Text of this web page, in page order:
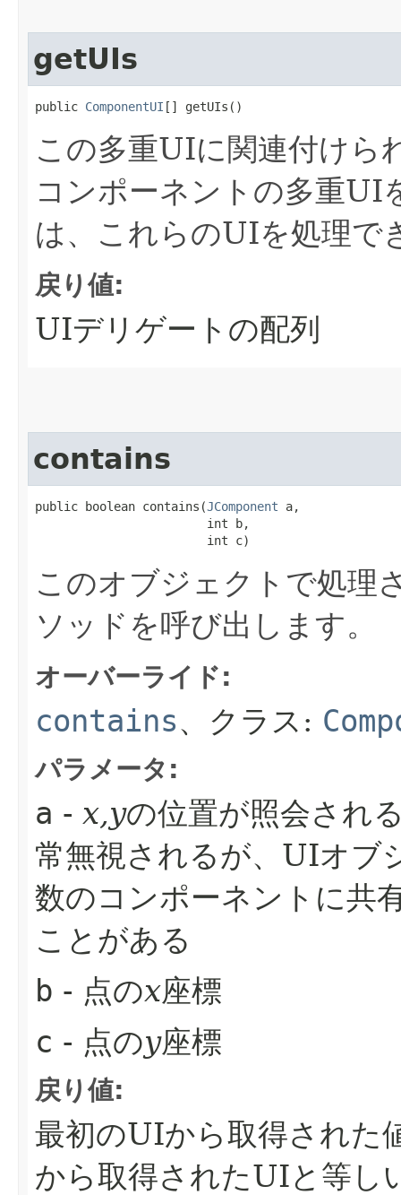
getUIs
public ComponentUI [] getUIs()
この多重UIに関連付けら
コンポーネントの多重UI
は、これらのUIを処理で
戻り値:
UIデリゲートの配列
contains
public boolean contains​(JComponent a,
                        int b,
                        int c)
このオブジェクトで処理
ソッドを呼び出します。
オーバーライド:
contains、クラス:
パラメータ:
a - x,yの位置が照会され
常無視されるが、UIオブ
数のコンポーネントに共
ことがある
b - 点のx座標
c - 点のy座標
戻り値:
最初のUIから取得された
から取得されたUIと等し